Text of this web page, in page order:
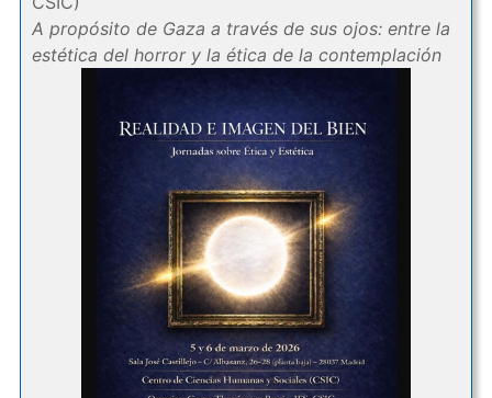
A propósito de Gaza a través de sus ojos: entre la
estética del horror y la ética de la contemplación